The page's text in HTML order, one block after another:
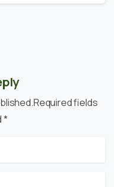
fields
*